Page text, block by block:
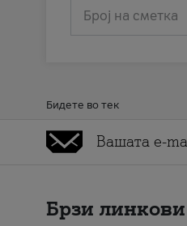
Број на сметка
Бидете во тек
Брзи линкови